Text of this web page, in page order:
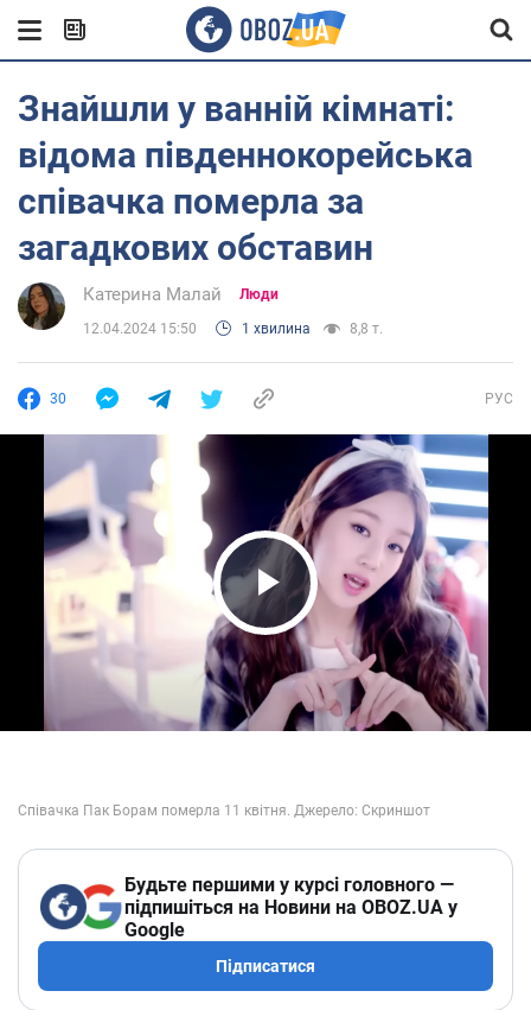
Знайшли у ванній кімнаті:
відома південнокорейська
співачка померла за
загадкових обставин
Катерина Малай Люди
12.04.2024 15:50 1 хвилина 8,8 т.
30 РУС
Play Video
Будьте першими у курсі головного —
підпишіться на Новини на OBOZ.UA у
Google
Підписатися